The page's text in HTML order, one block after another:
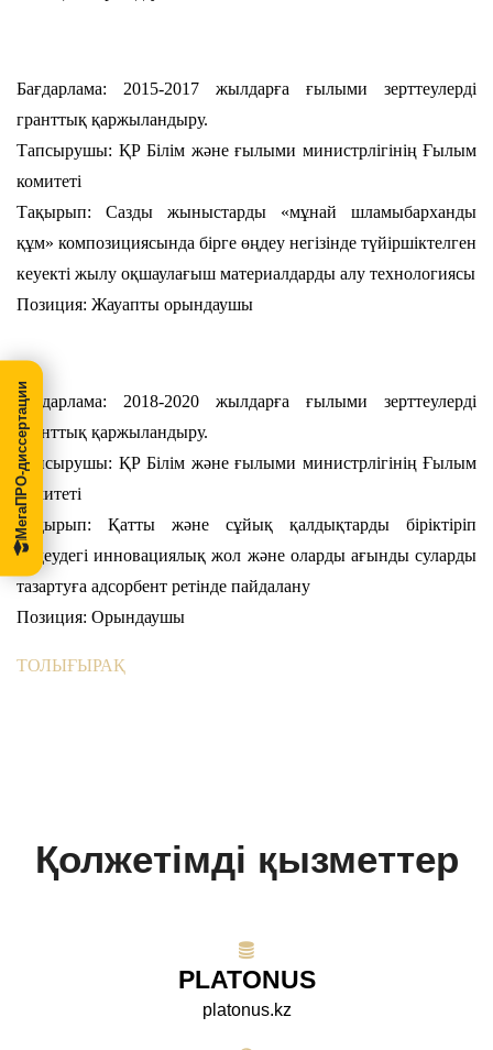
Бағдарлама: 2015-2017 жылдарға ғылыми зерттеулерді
гранттық қаржыландыру.
Тапсырушы: ҚР Білім және ғылыми министрлігінің Ғылым
комитеті
Тақырып: Сазды жыныстарды «мұнай шламыбарханды
құм» композициясында бірге өңдеу негізінде түйіршіктелген
кеуекті жылу оқшаулағыш материалдарды алу технологиясы
Позиция: Жауапты орындаушы
Бағдарлама: 2018-2020 жылдарға ғылыми зерттеулерді
гранттық қаржыландыру.
Тапсырушы: ҚР Білім және ғылыми министрлігінің Ғылым
комитеті
Тақырып: Қатты және сұйық қалдықтарды біріктіріп
өңдеудегі инновациялық жол және оларды ағынды суларды
тазартуға адсорбент ретінде пайдалану
Позиция: Орындаушы
ТОЛЫҒЫРАҚ
Қолжетімді қызметтер
PLATONUS
platonus.kz
МегаПРО-диссертации